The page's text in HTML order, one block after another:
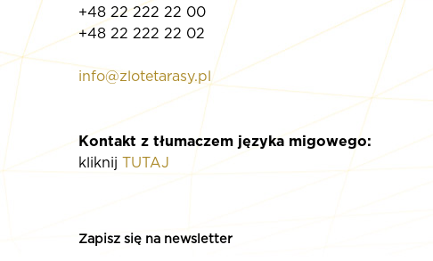
+48 22 222 22 00
+48 22 222 22 02
info@zlotetarasy.pl
Kontakt z tłumaczem języka migowego:
kliknij TUTAJ
Zapisz się na newsletter